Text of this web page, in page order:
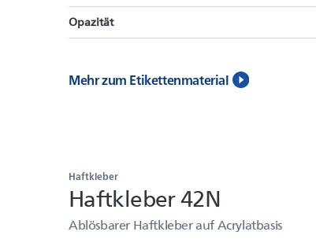
Opazität
Mehr zum Etikettenmaterial
Haftkleber
Haftkleber 42N
Ablösbarer Haftkleber auf Acrylatbasis